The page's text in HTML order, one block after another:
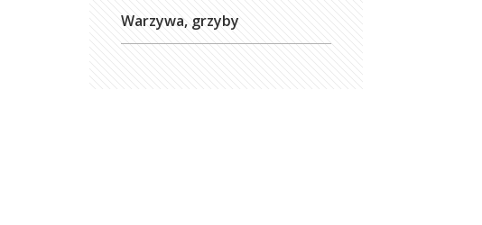
Warzywa, grzyby